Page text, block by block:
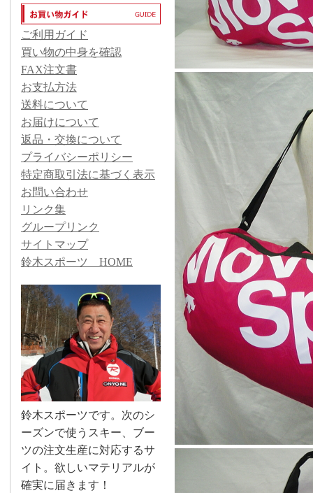
ご利用ガイド
買い物の中身を確認
FAX注文書
お支払方法
送料について
お届けについて
返品・交換について
プライバシーポリシー
特定商取引法に基づく表示
お問い合わせ
リンク集
グループリンク
サイトマップ
鈴木スポーツ HOME
鈴木スポーツです。次のシ
ーズンで使うスキー、ブー
ツの注文生産に対応するサ
イト。欲しいマテリアルが
確実に届きます！